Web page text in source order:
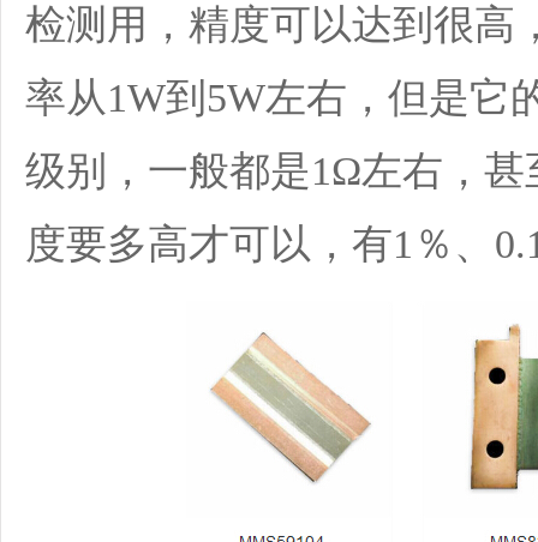
检测用，精度可以达到很高
率从1W到5W左右，但是它
级别，一般都是1Ω左右，
度要多高才可以，有1％、